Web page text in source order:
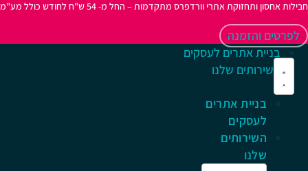
אחסון ותחזוקת אתרי וורדפרס מתקדמות – החל מ- 54 ש"ח לחודש כולל מע"מ
לפרטים והזמנה
בניית אתרים
לעסקים
השירותים
שלנו
בניית אתרים לעסקים
השירותים שלנו